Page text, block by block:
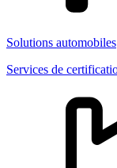
Solutions automobiles
Services de